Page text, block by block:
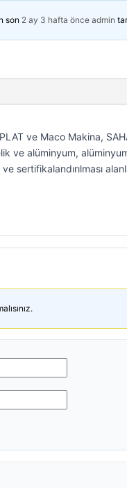
son 2 ay 3 hafta önce admin
ve Maco Makina,
ve alüminyum,
ve sertifikalandırılması